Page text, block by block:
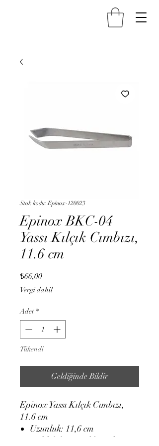
Stok kodu: Epinox-120023
Epinox BKC-04
Yassı Kılçık Cımbızı,
11.6 cm
₺66,00Fiyat
Vergi dahil
Adet *
Tükendi
Geldiğinde Bildir
Epinox Yassı Kılçık Cımbızı,
11.6 cm
Uzunluk: 11,6 cm
Balık kılçığı ayıklamak için